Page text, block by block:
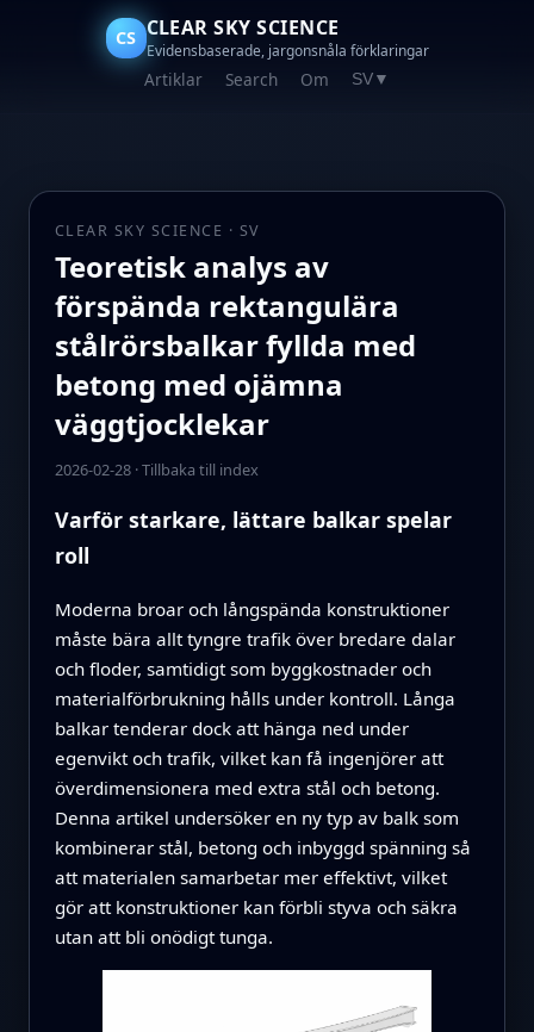
CS CLEAR SKY SCIENCE
Evidensbaserade, jargonsnåla förklaringar
Artiklar Search Om SV ▼
CLEAR SKY SCIENCE · SV
Teoretisk analys av
förspända rektangulära
stålrörsbalkar fyllda med
betong med ojämna
väggtjocklekar
2026-02-28·Tillbaka till index
Varför starkare, lättare balkar spelar
roll
Moderna broar och långspända konstruktioner
måste bära allt tyngre trafik över bredare dalar
och floder, samtidigt som byggkostnader och
materialförbrukning hålls under kontroll. Långa
balkar tenderar dock att hänga ned under
egenvikt och trafik, vilket kan få ingenjörer att
överdimensionera med extra stål och betong.
Denna artikel undersöker en ny typ av balk som
kombinerar stål, betong och inbyggd spänning så
att materialen samarbetar mer effektivt, vilket
gör att konstruktioner kan förbli styva och säkra
utan att bli onödigt tunga.